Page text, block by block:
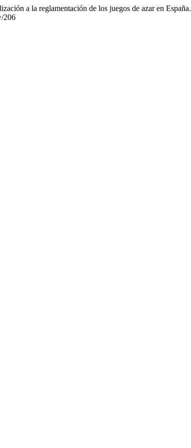
a la reglamentación de los juegos de azar en España.
206